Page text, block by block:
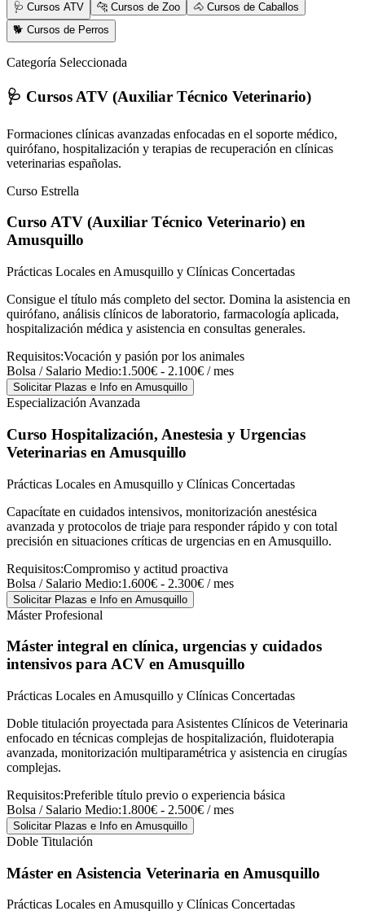
🩺 Cursos ATV 🐆 Cursos de Zoo
🐴 Cursos de Caballos
🐕 Cursos de Perros
Categoría Seleccionada
🩺 Cursos ATV (Auxiliar Técnico Veterinario)
Formaciones clínicas avanzadas enfocadas en el soporte médico,
quirófano, hospitalización y terapias de recuperación en clínicas
veterinarias españolas.
Curso Estrella
Curso ATV (Auxiliar Técnico Veterinario) en
Amusquillo
Prácticas Locales en Amusquillo y Clínicas Concertadas
Consigue el título más completo del sector. Domina la asistencia en
quirófano, análisis clínicos de laboratorio, farmacología aplicada,
hospitalización médica y asistencia en consultas generales.
Requisitos:Vocación y pasión por los animales
Bolsa / Salario Medio:1.500€ - 2.100€ / mes
Solicitar Plazas e Info en Amusquillo
Especialización Avanzada
Curso Hospitalización, Anestesia y Urgencias
Veterinarias en Amusquillo
Prácticas Locales en Amusquillo y Clínicas Concertadas
Capacítate en cuidados intensivos, monitorización anestésica
avanzada y protocolos de triaje para responder rápido y con total
precisión en situaciones críticas de urgencias en en Amusquillo.
Requisitos:Compromiso y actitud proactiva
Bolsa / Salario Medio:1.600€ - 2.300€ / mes
Solicitar Plazas e Info en Amusquillo
Máster Profesional
Máster integral en clínica, urgencias y cuidados
intensivos para ACV en Amusquillo
Prácticas Locales en Amusquillo y Clínicas Concertadas
Doble titulación proyectada para Asistentes Clínicos de Veterinaria
enfocado en técnicas complejas de hospitalización, fluidoterapia
avanzada, monitorización multiparamétrica y asistencia en cirugías
complejas.
Requisitos:Preferible título previo o experiencia básica
Bolsa / Salario Medio:1.800€ - 2.500€ / mes
Solicitar Plazas e Info en Amusquillo
Doble Titulación
Máster en Asistencia Veterinaria en Amusquillo
Prácticas Locales en Amusquillo y Clínicas Concertadas